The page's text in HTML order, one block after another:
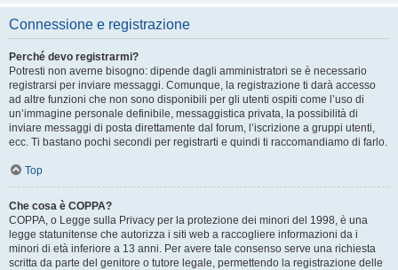
Connessione e registrazione
Perché devo registrarmi?
Potresti non averne bisogno: dipende dagli amministratori se è necessario
registrarsi per inviare messaggi. Comunque, la registrazione ti darà accesso
ad altre funzioni che non sono disponibili per gli utenti ospiti come l’uso di
un’immagine personale definibile, messaggistica privata, la possibilità di
inviare messaggi di posta direttamente dal forum, l’iscrizione a gruppi utenti,
ecc. Ti bastano pochi secondi per registrarti e quindi ti raccomandiamo di farlo.
Top
Che cosa è COPPA?
COPPA, o Legge sulla Privacy per la protezione dei minori del 1998, è una
legge statunitense che autorizza i siti web a raccogliere informazioni da i
minori di età inferiore a 13 anni. Per avere tale consenso serve una richiesta
scritta da parte del genitore o tutore legale, permettendo la registrazione delle